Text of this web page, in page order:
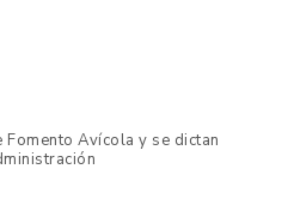
Avícola y se dictan